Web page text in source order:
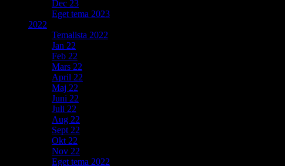
Dec 23
Eget tema 2023
2022
Temalista 2022
Jan 22
Feb 22
Mars 22
April 22
Maj 22
Juni 22
Juli 22
Aug 22
Sept 22
Okt 22
Nov 22
Eget tema 2022